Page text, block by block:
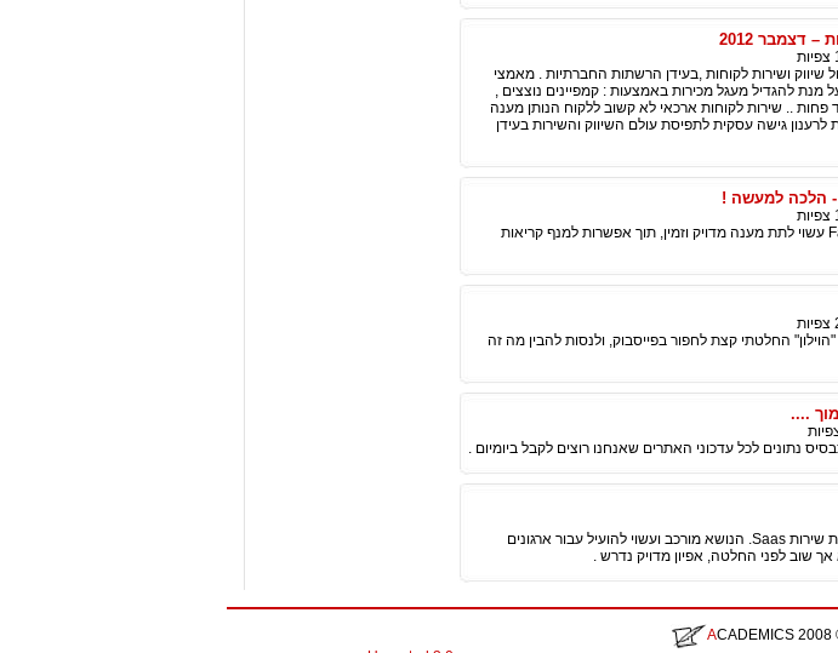
דצמבר 2012
צפיות
שיווק ושירות לקוחות ,בעידן הרשתות החברתיות . מאמצי
להגדיל מעגל מכירות באמצעות : קמפיינים נוצצים ,
פחות .. שירות לקוחות ארכאי לא קשוב ללקוח הנותן מענה
גישה עסקית לתפיסת עולם השיווק והשירות בעידן
צפיות
ניהול שירות לקוחות ממוקד ומנוטר היטב באמצעות Facebook עשוי לתת מענה מדויק וזמין, תוך אפשרות למנף קריאות
צפיות
החלטתי קצת לחפור בפייסבוק, ולנסות להבין מה זה
במאמר הזה נדון בתחום ניהול הידע ההופך להיות נגיש כתוכנת שירות Saas. הנושא מורכב ועשוי להועיל עבור ארגונים
שוב לפני החלטה, אפיון מדויק נדרש .
ACADEMICS